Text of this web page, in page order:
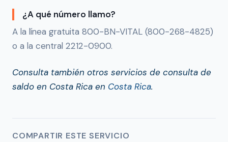
¿A qué número llamo?
A la línea gratuita 800-BN-VITAL (800-268-4825)
o a la central 2212-0900.
Consulta también otros servicios de consulta de
saldo en Costa Rica en Costa Rica.
COMPARTIR ESTE SERVICIO